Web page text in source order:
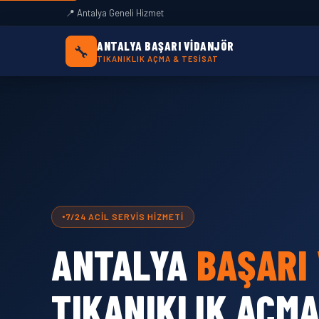
Antalya Başarı Vidanjör — Antalya Geneli
📍 Antalya Geneli Hizmet
🔧 ANTALYA BAŞARI VIDANJÖR
TIKANIKLIK AÇMA & TESISAT
7/24 ACIL SERVIS HIZMETI
ANTALYA
TIKANIKLIK AÇMA